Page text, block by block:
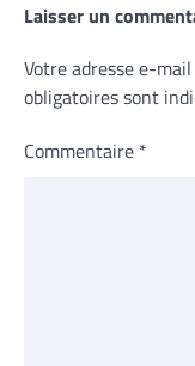
Laisser un
Votre adresse e-
obligatoires sont
Commentaire *